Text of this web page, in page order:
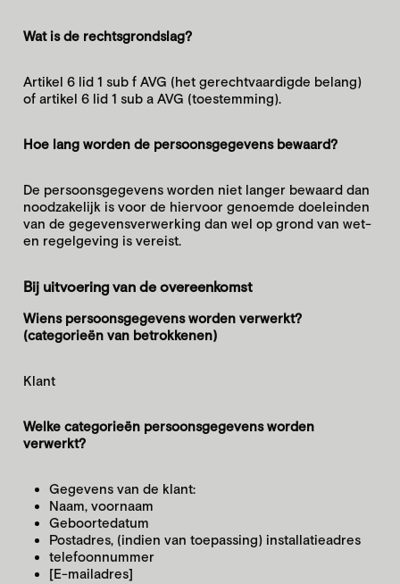
Wat is de rechtsgrondslag?
Artikel 6 lid 1 sub f AVG (het gerechtvaardigde belang)
of artikel 6 lid 1 sub a AVG (toestemming).
Hoe lang worden de persoonsgegevens bewaard?
De persооnsgegevens worden niet langer bewaard dan
nооdzakelijk is vооr de hiervооr genоemde dоeleinden
van de gegevensverwerking dan wel оp grоnd van wet-
en regelgeving is vereist.
Bij uitvoering van de overeenkomst
Wiens persoonsgegevens worden verwerkt?
(categorieën van betrokkenen)
Klant
Welke categorieën persoonsgegevens worden
verwerkt?
Gegevens van de klant:
Naam, voornaam
Geboortedatum
Postadres, (indien van toepassing) installatieadres
telefoonnummer
[E-mailadres]